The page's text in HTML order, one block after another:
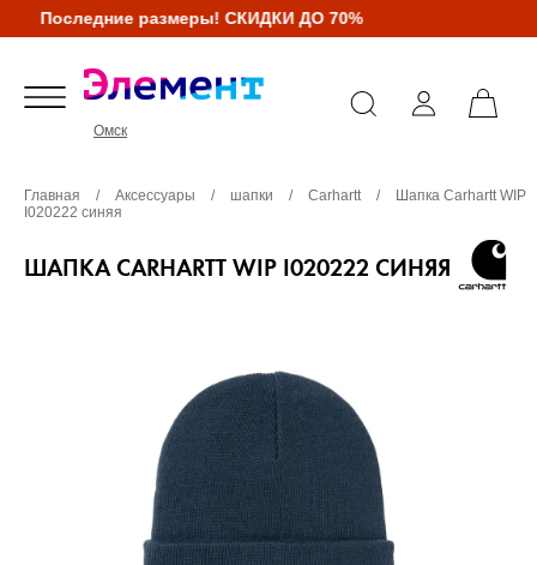
Последние размеры! СКИДКИ ДО 70%
Омск
Главная / Аксессуары / шапки / Carhartt /
Шапка Carhartt WIP
I020222 синяя
ШАПКА CARHARTT WIP I020222 СИНЯЯ